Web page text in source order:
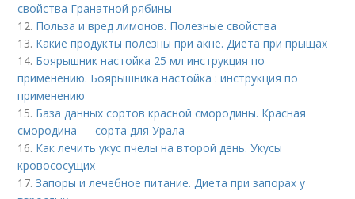
свойства Гранатной рябины
12. Польза и вред лимонов. Полезные свойства
13. Какие продукты полезны при акне. Диета при прыщах
14. Боярышник настойка 25 мл инструкция по
применению. Боярышника настойка : инструкция по
применению
15. База данных сортов красной смородины. Красная
смородина — сорта для Урала
16. Как лечить укус пчелы на второй день. Укусы
кровососущих
17.Запоры и лечебное питание. Диета при запорах у